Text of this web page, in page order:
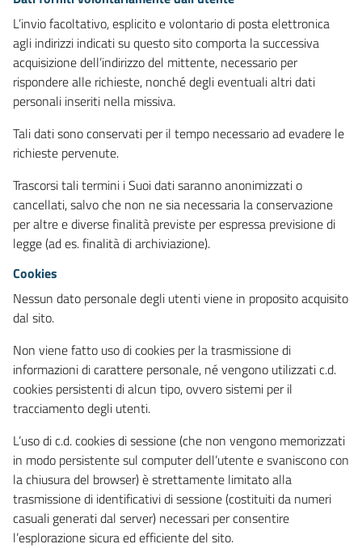
L’invio facoltativo, esplicito e volontario di posta elettronica
agli indirizzi indicati su questo sito comporta la successiva
acquisizione dell’indirizzo del mittente, necessario per
rispondere alle richieste, nonché degli eventuali altri dati
personali inseriti nella missiva.
Tali dati sono conservati per il tempo necessario ad evadere le
richieste pervenute.
Trascorsi tali termini i Suoi dati saranno anonimizzati o
cancellati, salvo che non ne sia necessaria la conservazione
per altre e diverse finalità previste per espressa previsione di
legge (ad es. finalità di archiviazione).
Cookies
Nessun dato personale degli utenti viene in proposito acquisito
dal sito.
Non viene fatto uso di cookies per la trasmissione di
informazioni di carattere personale, né vengono utilizzati c.d.
cookies persistenti di alcun tipo, ovvero sistemi per il
tracciamento degli utenti.
L’uso di c.d. cookies di sessione (che non vengono memorizzati
in modo persistente sul computer dell’utente e svaniscono con
la chiusura del browser) è strettamente limitato alla
trasmissione di identificativi di sessione (costituiti da numeri
casuali generati dal server) necessari per consentire
l’esplorazione sicura ed efficiente del sito.